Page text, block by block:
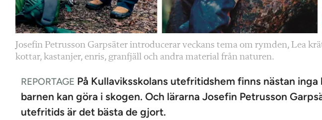
Josefin Petrusson Garpsäter introducerar veckans tema om rymden, Lea
kottar, kastanjer, enris, granfjäll och andra material från naturen.
REPORTAGE På Kullaviksskolans utefritidshem finns nästan
barnen kan göra i skogen. Och lärarna Josefin Petrusson
utefritids är det bästa de gjort.